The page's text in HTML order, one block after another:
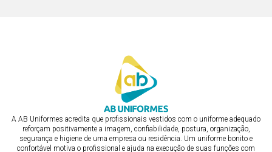
A AB Uniformes acredita que profissionais vestidos com o uniforme adequado
reforçam positivamente a imagem, confiabilidade, postura, organização,
segurança e higiene de uma empresa ou residência. Um uniforme bonito e
confortável motiva o profissional e ajuda na execução de suas funções com